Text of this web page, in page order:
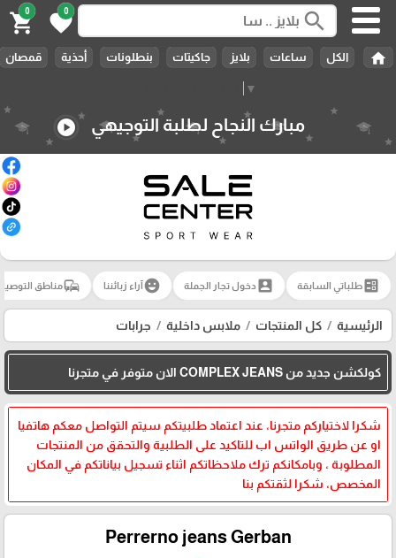
▼
search
0
favorite
0
shopping_cart
home الكل ساعات بلايز جاكيتات بنطلونات أحذية قمصان
مبارك النجاح لطلبة التوجيهي play_circle
ballotطلباتي السابقة account_box دخول تجار الجملة emoji_emotionsآراء زبائننا commuteمناطق
الرئيسية كل المنتجات ملابس داخلية جرابات
كولكشن جديد من COMPLEX JEANS الان متوفر في متجرنا
شكرا لاختياركم متجرنا، عند اعتماد طلبيتكم سيتم التواصل معكم هاتفيا
او عن طريق الواتس اب للتاكيد على الطلبية والتحقق من المنتجات
المطلوبة ، وبامكانكم ترك ملاحظاتكم اثناء تسجيل بياناتكم في المكان
المخصص، شكرا لثقتكم بنا
Perrerno jeans Gerban